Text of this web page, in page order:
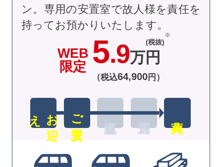
WEB
限定 5.9万円
(税抜)
（税込64,900円）
お
迎
え ご安置
ン。専用の安置室で故人様を責任を
持ってお預かりいたします。